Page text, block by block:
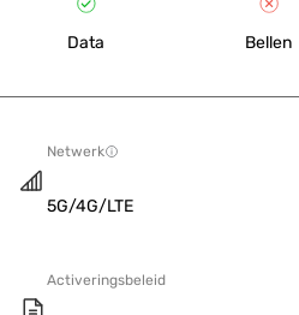
Data Bellen
Netwerk
5G/4G/LTE
Activeringsbeleid